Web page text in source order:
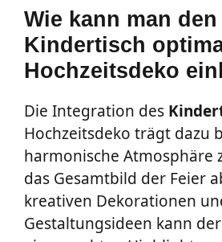
Wie kann man den
Kindertisch
Hochzeitsdeko
Die Integration des
Hochzeitsdeko trägt dazu
harmonische Atmosphäre
das Gesamtbild der Feier
kreativen Dekorationen
Gestaltungsideen kann der